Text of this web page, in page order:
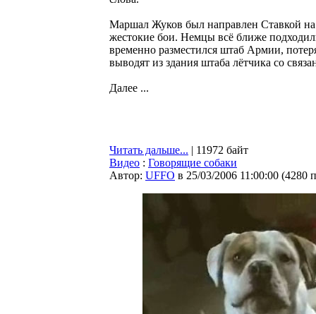
Маршал Жуков был направлен Ставкой
жестокие бои. Немцы всё ближе
временно разместился штаб Армии,
выводят из здания штаба лётчика со
Далее ...
Читать дальше... | 11972 байт
Видео : Говорящие собаки
Автор: UFFO в 25/03/2006 11:00:00 (4280